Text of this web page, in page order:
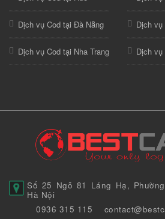
Dịch vụ Cod tại Đà Nẵng
Dịch vụ Cod tại Nha Trang
Dịch
Dịch vụ
Số 25 Ngõ 81 Láng Hạ,
Hà Nội
0936 315 115